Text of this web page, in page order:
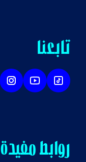
روابط مفيدة
تابعنا